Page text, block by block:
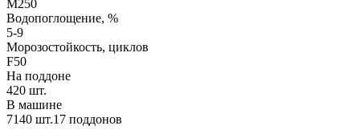
М250
Водопоглощение, %
5-9
Морозостойкость, циклов
F50
На поддоне
420 шт.
В машине
7140 шт.17 поддонов